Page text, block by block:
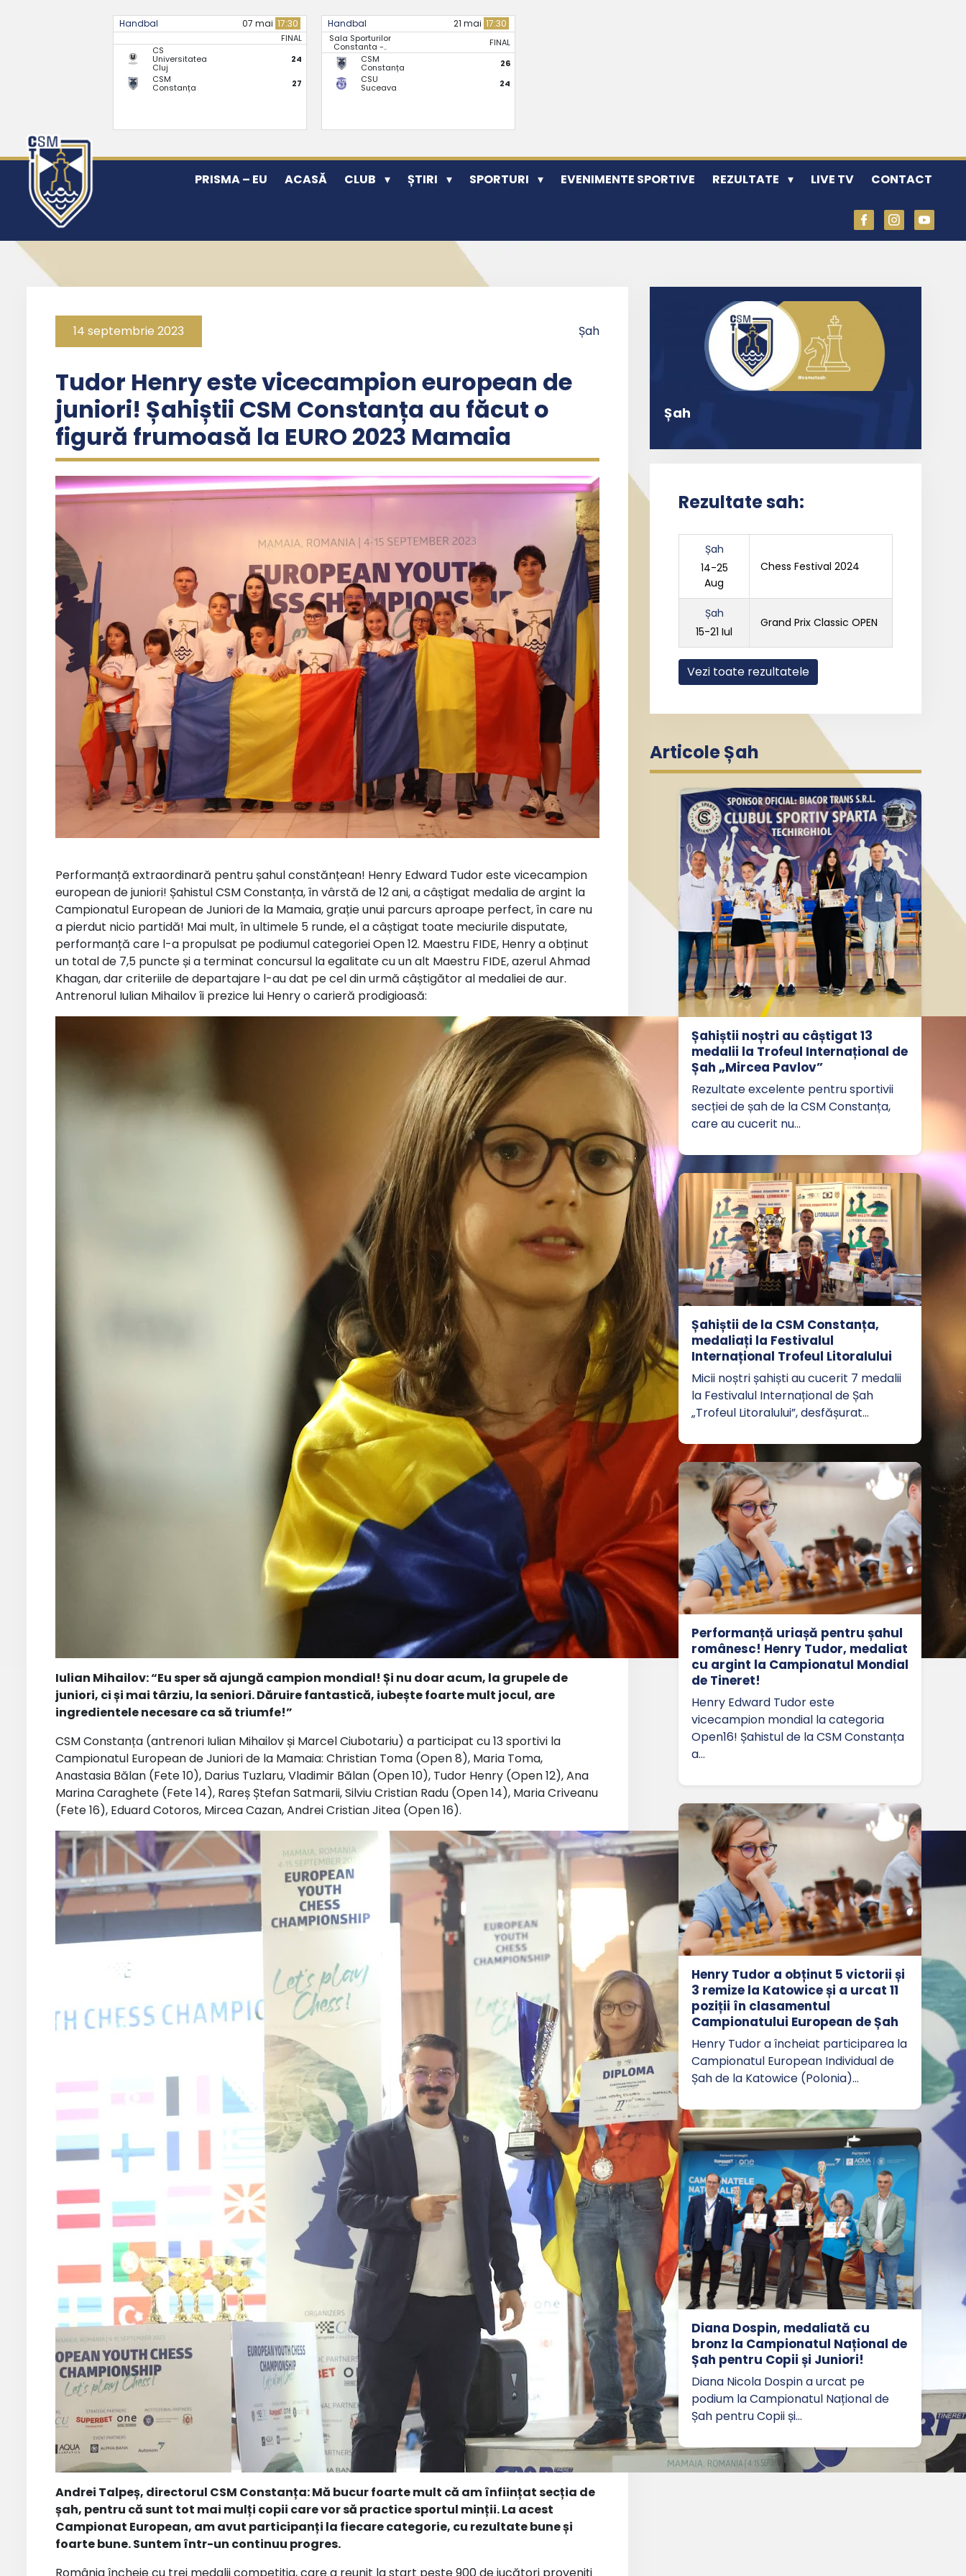
Handbal 07 mai 17:30
FINAL
CS
Universitatea
Cluj
24
CSM
Constanța 27
Handbal 21 mai 17:30
Sala Sporturilor
Constanta -..
FINAL
CSM
Constanța
26
CSU
Suceava 24
PRISMA – EU ACASĂ CLUB ȘTIRI SPORTURI EVENIMENTE SPORTIVE REZULTATE LIVE TV CONTACT
14 septembrie 2023 Șah
Tudor Henry este vicecampion european de
juniori! Șahiștii CSM Constanța au făcut o
figură frumoasă la EURO 2023 Mamaia
Performanță extraordinară pentru șahul constănțean! Henry Edward Tudor este vicecampion
european de juniori! Șahistul CSM Constanța, în vârstă de 12 ani, a câștigat medalia de argint la
Campionatul European de Juniori de la Mamaia, grație unui parcurs aproape perfect, în care nu
a pierdut nicio partidă! Mai mult, în ultimele 5 runde, el a câștigat toate meciurile disputate,
performanță care l-a propulsat pe podiumul categoriei Open 12. Maestru FIDE, Henry a obținut
un total de 7,5 puncte și a terminat concursul la egalitate cu un alt Maestru FIDE, azerul Ahmad
Khagan, dar criteriile de departajare l-au dat pe cel din urmă câștigător al medaliei de aur.
Antrenorul Iulian Mihailov îi prezice lui Henry o carieră prodigioasă:
Iulian Mihailov: “Eu sper să ajungă campion mondial! Și nu doar acum, la grupele de
juniori, ci și mai târziu, la seniori.Dăruire fantastică, iubește foarte mult jocul, are
ingredientele necesare ca să triumfe!”
CSM Constanța (antrenori Iulian Mihailov și Marcel Ciubotariu) a participat cu 13 sportivi la
Campionatul European de Juniori de la Mamaia: Christian Toma (Open 8), Maria Toma,
Anastasia Bălan (Fete 10), Darius Tuzlaru, Vladimir Bălan (Open 10), Tudor Henry (Open 12), Ana
Marina Caraghete (Fete 14), Rareș Ștefan Satmarii, Silviu Cristian Radu (Open 14), Maria Criveanu
(Fete 16), Eduard Cotoros, Mircea Cazan, Andrei Cristian Jitea (Open 16).
Andrei Talpeș, directorul CSM Constanța: Mă bucur foarte mult că am înființat secția de
șah, pentru că sunt tot mai mulți copii care vor să practice sportul minții. La acest
Campionat European, am avut participanți la fiecare categorie, cu rezultate bune și
foarte bune. Suntem într-un continuu progres.
Șah
Rezultate sah:
Șah
14-25
Aug
Chess Festival 2024
Șah
15-21 Iul
Grand Prix Classic OPEN
Vezi toate rezultatele
Articole Șah
Șahiștii noștri au câștigat 13
medalii la Trofeul Internațional de
Șah „Mircea Pavlov”
Rezultate excelente pentru sportivii
secției de șah de la CSM Constanța,
care au cucerit nu…
Șahiștii de la CSM Constanța,
medaliați la Festivalul
Internațional Trofeul Litoralului
Micii noștri șahiști au cucerit 7 medalii
la Festivalul Internațional de Șah
„Trofeul Litoralului”, desfășurat…
Performanță uriașă pentru șahul
românesc! Henry Tudor, medaliat
cu argint la Campionatul Mondial
de Tineret!
Henry Edward Tudor este
vicecampion mondial la categoria
Open16! Șahistul de la CSM Constanța
a…
Henry Tudor a obținut 5 victorii și
3 remize la Katowice și a urcat 11
poziții în clasamentul
Campionatului European de Șah
Henry Tudor a încheiat participarea la
Campionatul European Individual de
Șah de la Katowice (Polonia)…
Diana Dospin, medaliată cu
bronz la Campionatul Național de
Șah pentru Copii și Juniori!
Diana Nicola Dospin a urcat pe
podium la Campionatul Național de
Șah pentru Copii și…